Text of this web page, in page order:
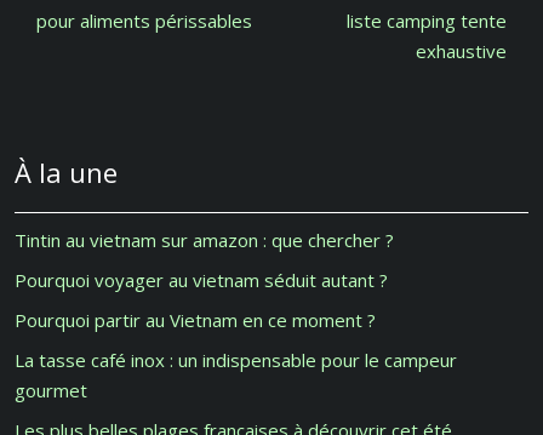
pour aliments périssables
liste camping tente
exhaustive
À la une
Tintin au vietnam sur amazon : que chercher ?
Pourquoi voyager au vietnam séduit autant ?
Pourquoi partir au Vietnam en ce moment ?
La tasse café inox : un indispensable pour le campeur
gourmet
Les plus belles plages françaises à découvrir cet été